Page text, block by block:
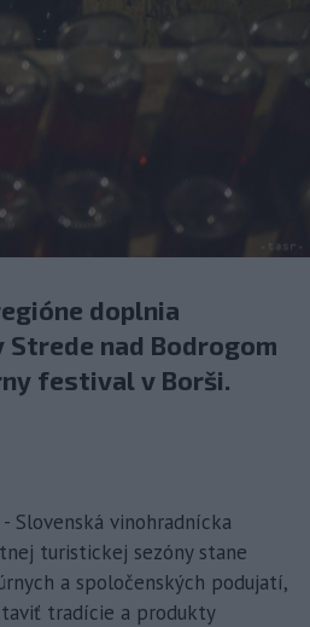
doplnia
nad Bodrogom
festival v Borši.
Slovenská vinohradnícka
turistickej sezóny stane
a spoločenských podujatí,
tradície a produkty